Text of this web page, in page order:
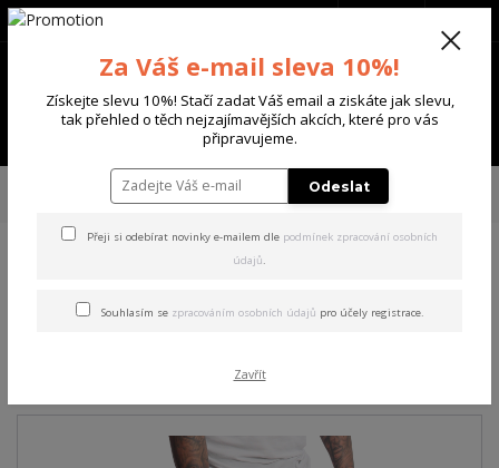
Menu
+420 702 136 620
ŠORTKY
Yakuza pánské šortky Creepy Sweat Shorts
mottled/light/grey 3XL
Sweat Shorts
Za Váš e-mail sleva 10%!
Získejte slevu 10%! Stačí zadat Váš email a ziskáte jak slevu,
tak přehled o těch nejzajímavějších akcích, které pro vás
připravujeme.
Odeslat
Přeji si odebírat novinky e-mailem dle podmínek zpracování osobních
údajů.
Souhlasím se zpracováním osobních údajů pro účely registrace.
Zavřít